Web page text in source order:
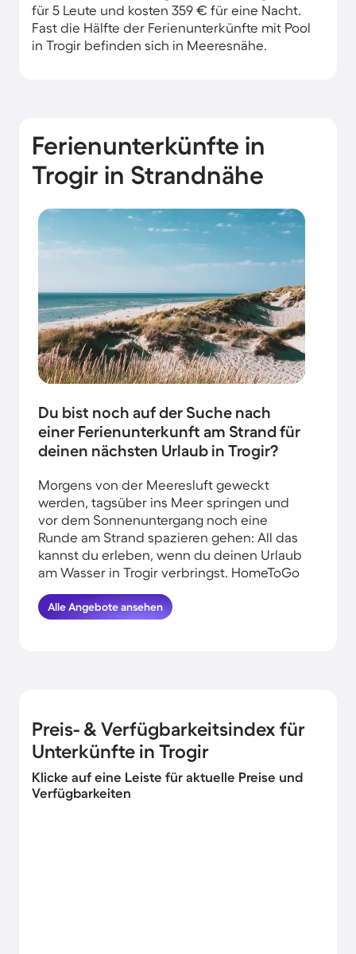
für 5 Leute und kosten 359 € für eine Nacht.
Fast die Hälfte der Ferienunterkünfte mit Pool
in Trogir befinden sich in Meeresnähe.
Ferienunterkünfte in
Trogir in Strandnähe
Du bist noch auf der Suche nach
einer Ferienunterkunft am Strand für
deinen nächsten Urlaub in Trogir?
Morgens von der Meeresluft geweckt
werden, tagsüber ins Meer springen und
vor dem Sonnenuntergang noch eine
Runde am Strand spazieren gehen: All das
kannst du erleben, wenn du deinen Urlaub
am Wasser in Trogir verbringst. HomeToGo
herausgesucht. Buche hier die schönsten
Ferienhäuser in der Nähe von der Küste in
Alle Angebote ansehen
Preis- & Verfügbarkeitsindex für
Unterkünfte in Trogir
Klicke auf eine Leiste für aktuelle Preise und
Verfügbarkeiten